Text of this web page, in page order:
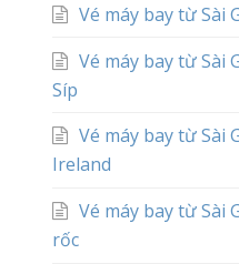
Vé máy bay từ Sài
Vé máy bay từ Sài
Síp
Vé máy bay từ Sài
Ireland
Vé máy bay từ Sài
rốc